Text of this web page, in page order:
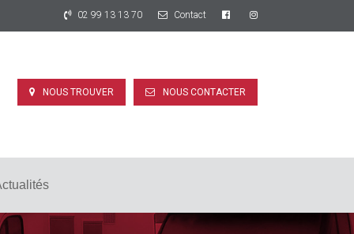
02 99 13 13 70 Contact
NOUS TROUVER NOUS CONTACTER